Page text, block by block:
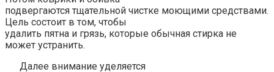
подвергаются тщательной чистке моющими средствами.
Цель состоит в том, чтобы
удалить пятна и грязь, которые обычная стирка не
может устранить.
Далее внимание уделяется